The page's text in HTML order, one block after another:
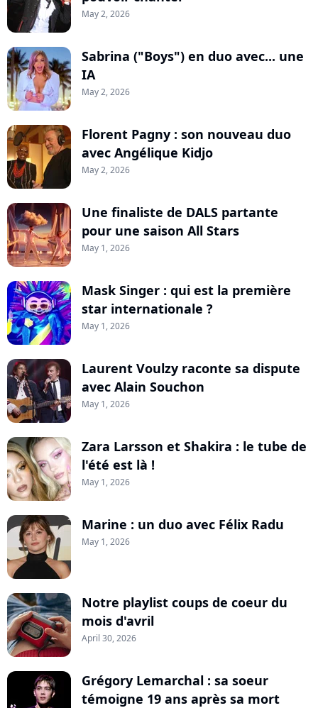
May 2, 2026
Sabrina ("Boys") en duo avec... une
IA
May 2, 2026
Florent Pagny : son nouveau duo
avec Angélique Kidjo
May 2, 2026
Une finaliste de DALS partante
pour une saison All Stars
May 1, 2026
Mask Singer : qui est la première
star internationale ?
May 1, 2026
Laurent Voulzy raconte sa dispute
avec Alain Souchon
May 1, 2026
Zara Larsson et Shakira : le tube de
l'été est là !
May 1, 2026
Marine : un duo avec Félix Radu
May 1, 2026
Notre playlist coups de coeur du
mois d'avril
April 30, 2026
Grégory Lemarchal : sa soeur
témoigne 19 ans après sa mort